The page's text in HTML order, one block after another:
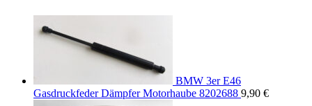
BMW 3er E46
Gasdruckfeder Dämpfer Motorhaube 8202688 9,90 €